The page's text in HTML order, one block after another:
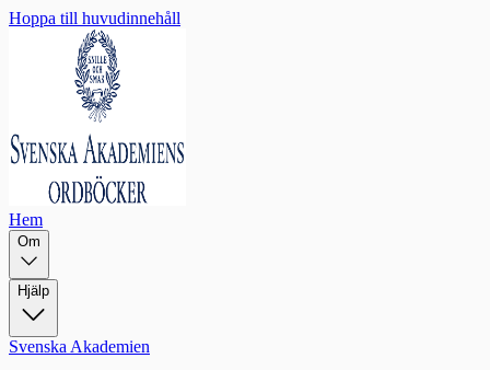
Hoppa till huvudinnehåll
Hem
Om
Hjälp
Svenska Akademien